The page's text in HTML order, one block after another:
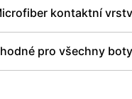
kontaktní
pro všechny